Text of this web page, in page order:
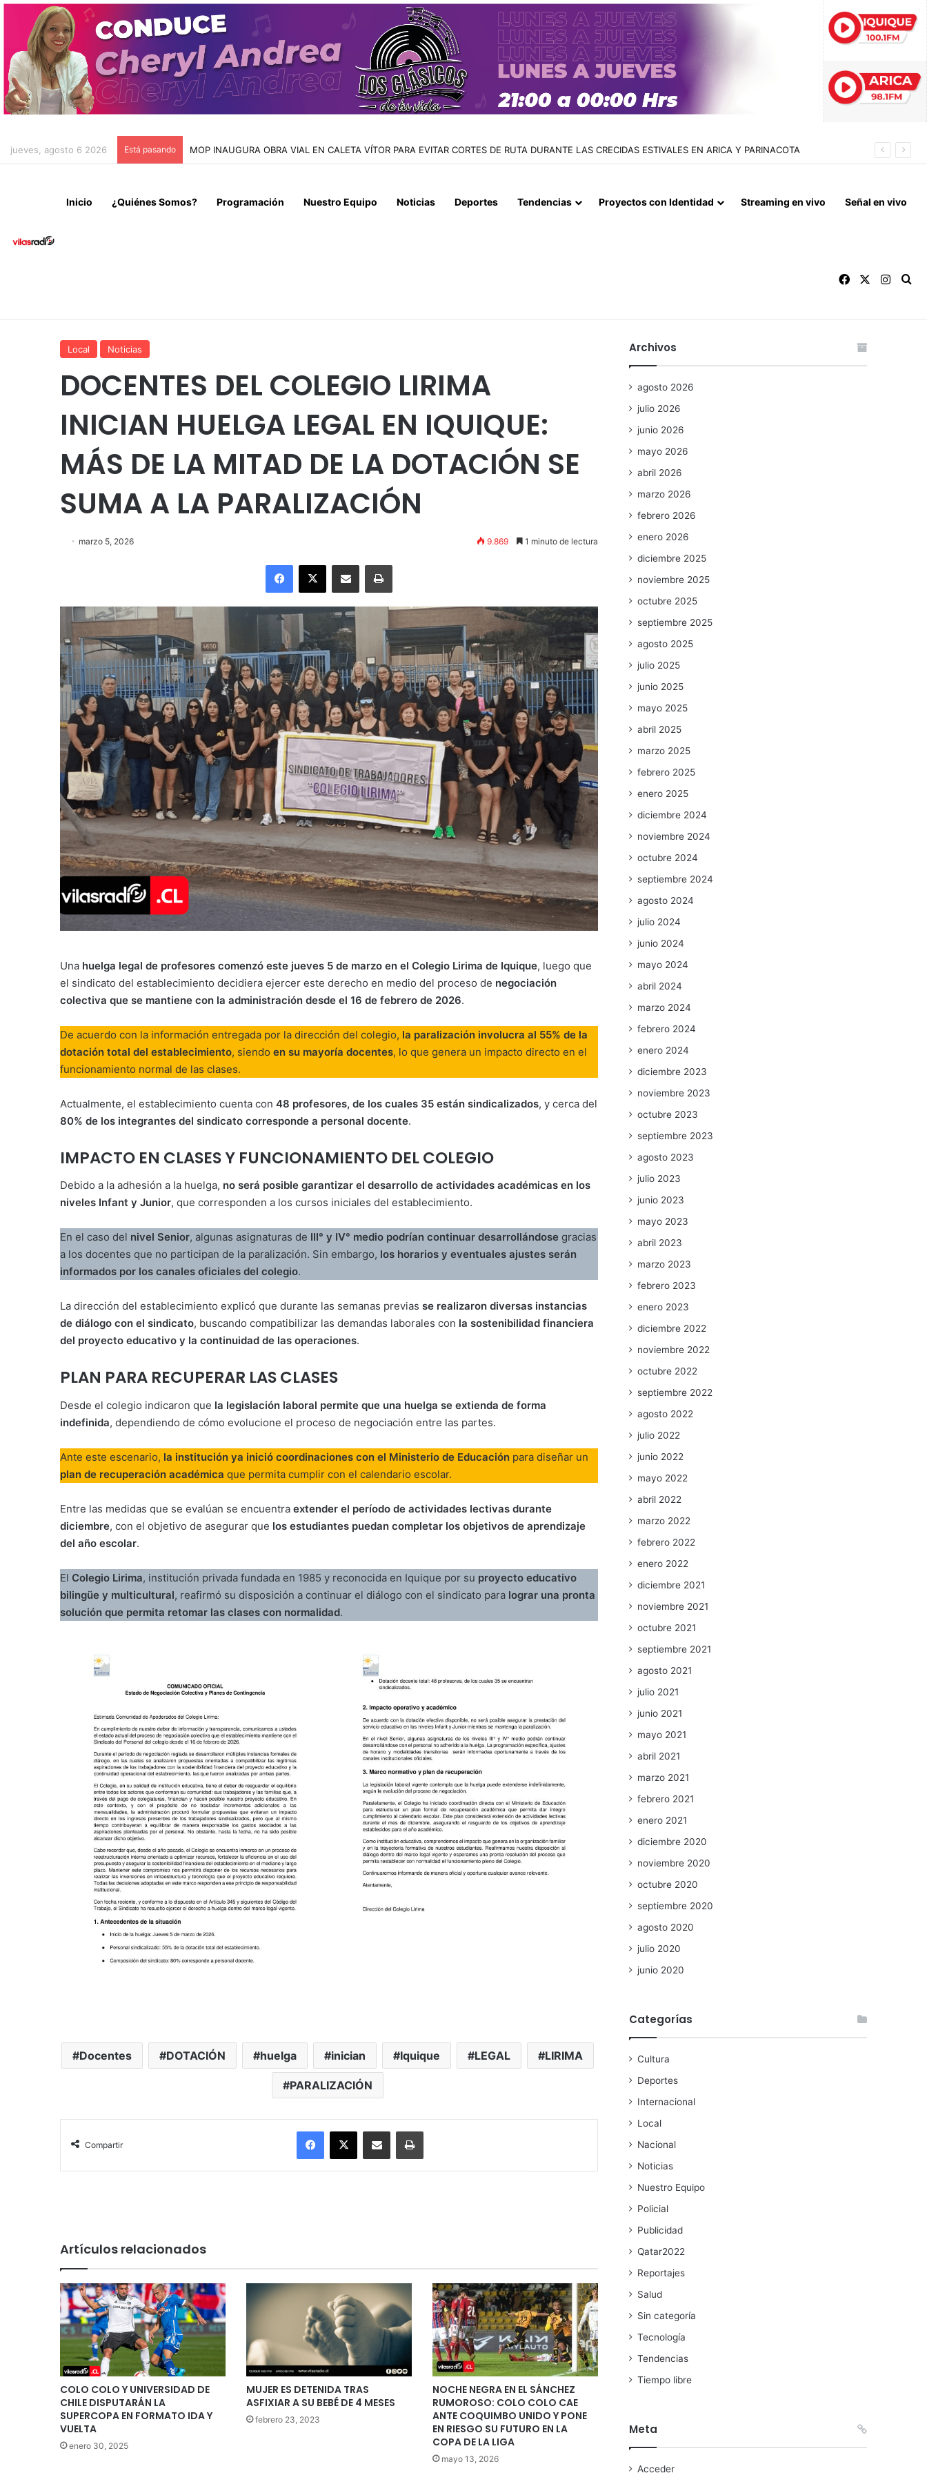
jueves, agosto 6 2026 Está pasando HOSPITAL DE IQUIQUE YA TIENE SU BANDERA DE SAN LORENZO: FUE BENDECIDA POR EL CAPELLÁN Y CONFECCIONADA EN EL MISMO RECINTO
Inicio ¿Quiénes Somos? Programación Nuestro Equipo Noticias Deportes Tendencias Proyectos con Identidad Streaming en vivo Señal en vivo
Facebook
Local Noticias
DOCENTES DEL COLEGIO LIRIMA
INICIAN HUELGA LEGAL EN IQUIQUE:
MÁS DE LA MITAD DE LA DOTACIÓN SE
SUMA A LA PARALIZACIÓN
marzo 5, 2026 9.869 1 minuto de lectura
Facebook
X Enviar vía email Imprimir
Una huelga legal de profesores comenzó este jueves 5 de marzo en el Colegio Lirima de Iquique, luego que
el sindicato del establecimiento decidiera ejercer este derecho en medio del proceso de negociación
colectiva que se mantiene con la administración desde el 16 de febrero de 2026.
De acuerdo con la información entregada por la dirección del colegio, la paralización involucra al 55% de la
dotación total del establecimiento, siendo en su mayoría docentes, lo que genera un impacto directo en el
funcionamiento normal de las clases.
Actualmente, el establecimiento cuenta con 48 profesores, de los cuales 35 están sindicalizados, y cerca del
80% de los integrantes del sindicato corresponde a personal docente.
IMPACTO EN CLASES Y FUNCIONAMIENTO DEL COLEGIO
Debido a la adhesión a la huelga, no será posible garantizar el desarrollo de actividades académicas en los
niveles Infant y Junior, que corresponden a los cursos iniciales del establecimiento.
En el caso del nivel Senior, algunas asignaturas de III° y IV° medio podrían continuar desarrollándose gracias
a los docentes que no participan de la paralización. Sin embargo, los horarios y eventuales ajustes serán
informados por los canales oficiales del colegio.
La dirección del establecimiento explicó que durante las semanas previas se realizaron diversas instancias
de diálogo con el sindicato, buscando compatibilizar las demandas laborales con la sostenibilidad financiera
del proyecto educativo y la continuidad de las operaciones.
PLAN PARA RECUPERAR LAS CLASES
Desde el colegio indicaron que la legislación laboral permite que una huelga se extienda de forma
indefinida, dependiendo de cómo evolucione el proceso de negociación entre las partes.
Ante este escenario, la institución ya inició coordinaciones con el Ministerio de Educación para diseñar un
plan de recuperación académica que permita cumplir con el calendario escolar.
Entre las medidas que se evalúan se encuentra extender el período de actividades lectivas durante
diciembre, con el objetivo de asegurar que los estudiantes puedan completar los objetivos de aprendizaje
del año escolar.
El Colegio Lirima, institución privada fundada en 1985 y reconocida en Iquique por su proyecto educativo
bilingüe y multicultural, reafirmó su disposición a continuar el diálogo con el sindicato para lograr una pronta
solución que permita retomar las clases con normalidad.
Docentes DOTACIÓN huelga inician Iquique LEGAL LIRIMA
PARALIZACIÓN
Compartir
Facebook
X Enviar vía email Imprimir
Artículos relacionados
COLO COLO Y UNIVERSIDAD DE
CHILE DISPUTARÁN LA
SUPERCOPA EN FORMATO IDA Y
VUELTA
enero 30, 2025
MUJER ES DETENIDA TRAS
ASFIXIAR A SU BEBÉ DE 4 MESES
febrero 23, 2023
NOCHE NEGRA EN EL SÁNCHEZ
RUMOROSO: COLO COLO CAE
ANTE COQUIMBO UNIDO Y PONE
EN RIESGO SU FUTURO EN LA
COPA DE LA LIGA
mayo 13, 2026
Archivos
agosto 2026
julio 2026
junio 2026
mayo 2026
abril 2026
marzo 2026
febrero 2026
enero 2026
diciembre 2025
noviembre 2025
octubre 2025
septiembre 2025
agosto 2025
julio 2025
junio 2025
mayo 2025
abril 2025
marzo 2025
febrero 2025
enero 2025
diciembre 2024
noviembre 2024
octubre 2024
septiembre 2024
agosto 2024
julio 2024
junio 2024
mayo 2024
abril 2024
marzo 2024
febrero 2024
enero 2024
diciembre 2023
noviembre 2023
octubre 2023
septiembre 2023
agosto 2023
julio 2023
junio 2023
mayo 2023
abril 2023
marzo 2023
febrero 2023
enero 2023
diciembre 2022
noviembre 2022
octubre 2022
septiembre 2022
agosto 2022
julio 2022
junio 2022
mayo 2022
abril 2022
marzo 2022
febrero 2022
enero 2022
diciembre 2021
noviembre 2021
octubre 2021
septiembre 2021
agosto 2021
julio 2021
junio 2021
mayo 2021
abril 2021
marzo 2021
febrero 2021
enero 2021
diciembre 2020
noviembre 2020
octubre 2020
septiembre 2020
agosto 2020
julio 2020
junio 2020
Categorías
Cultura
Deportes
Internacional
Local
Nacional
Noticias
Nuestro Equipo
Policial
Publicidad
Qatar2022
Reportajes
Salud
Sin categoría
Tecnología
Tendencias
Tiempo libre
Meta
Acceder